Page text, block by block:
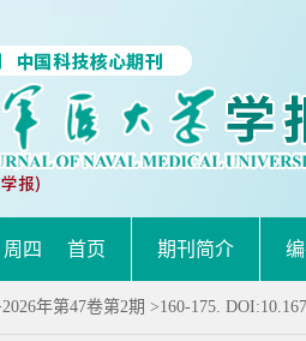
四 首页 期刊简介
2026年第47卷第2期 >160-175.